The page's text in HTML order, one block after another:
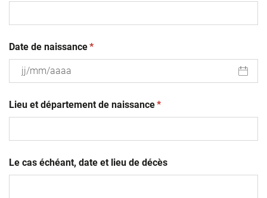
Date de naissance(obligatoire)
*
slash
MM
Lieu et département de naissance(obligatoire)
*
Le cas échéant, date et lieu de décès